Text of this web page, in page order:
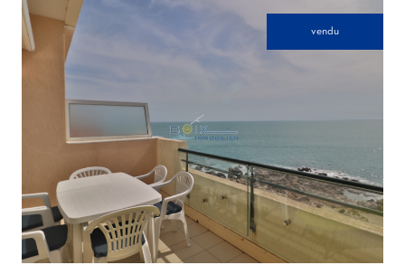
vendu
voir le bien